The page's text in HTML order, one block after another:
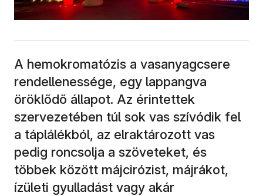
A hemokromatózis a vasanyagcsere
rendellenessége, egy lappangva
öröklődő állapot. Az érintettek
szervezetében túl sok vas szívódik fel
a táplálékból, az elraktározott vas
pedig roncsolja a szöveteket, és
többek között májcirózist, májrákot,
ízületi gyulladást vagy akár